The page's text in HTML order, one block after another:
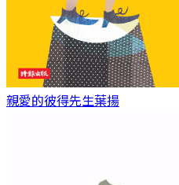
親愛的彼得先生葉揚